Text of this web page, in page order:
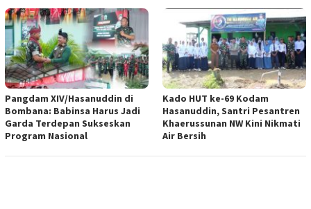
Pangdam XIV/Hasanuddin di
Bombana: Babinsa Harus Jadi
Garda Terdepan Sukseskan
Program Nasional
Kado HUT ke-69 Kodam
Hasanuddin, Santri Pesantren
Khaerussunan NW Kini Nikmati
Air Bersih